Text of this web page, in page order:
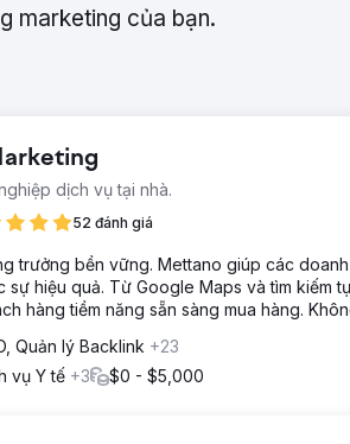
marketing của bạn.
dịch vụ tại nhà.
52 đánh giá
trưởng bền vững. Mettano giúp các
hiệu quả. Từ Google Maps và tìm kiếm
hàng tiềm năng sẵn sàng mua hàng.
Quản lý Backlink +23
vụ Y tế +3 $0 - $5,000